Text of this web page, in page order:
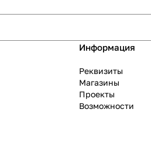
Информация
Реквизиты
Магазины
Проекты
Возможности